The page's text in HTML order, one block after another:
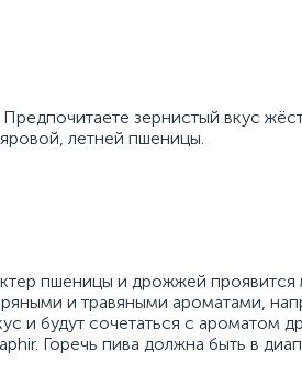
зернистый вкус
летней пшеницы.
пшеницы и дрожжей
и травяными ароматами,
и будут сочетаться с ароматом
Горечь пива должна быть в